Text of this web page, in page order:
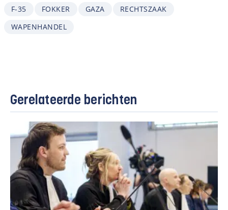
F-35 FOKKER GAZA
RECHTSZAAK
WAPENHANDEL
Gerelateerde berichten